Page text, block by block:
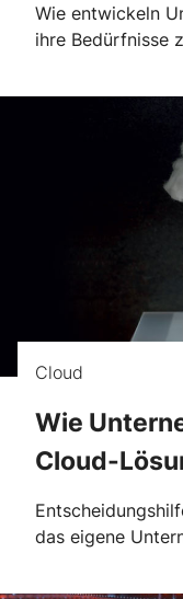
Wie entwickeln
ihre Bedürfnisse
Cloud
Wie
Cloud-
das eigene